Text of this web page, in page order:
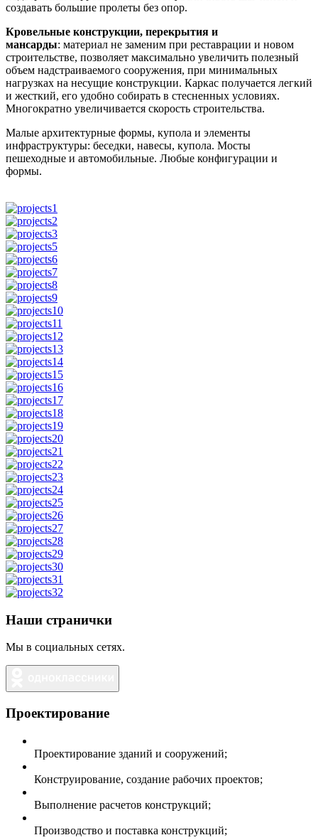
создавать большие пролеты без опор.
Кровельные конструкции, перекрытия и
мансарды: материал не заменим при реставрации и новом
строительстве, позволяет максимально увеличить полезный
объем надстраиваемого сооружения, при минимальных
нагрузках на несущие конструкции. Каркас получается легкий
и жесткий, его удобно собирать в стесненных условиях.
Многократно увеличивается скорость строительства.
Малые архитектурные формы, купола и элементы
инфраструктуры: беседки, навесы, купола. Мосты
пешеходные и автомобильные. Любые конфигурации и
формы.
Наши странички
Мы в социальных сетях.
Проектирование
Проектирование зданий и сооружений;
Конструирование, создание рабочих проектов;
Выполнение расчетов конструкций;
Производство и поставка конструкций;